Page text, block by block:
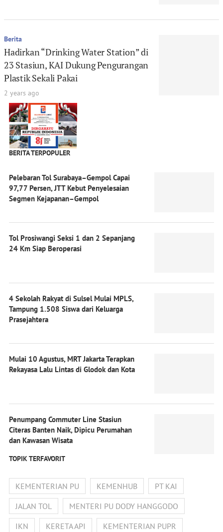
Berita
Hadirkan “Drinking Water Station” di
23 Stasiun, KAI Dukung Pengurangan
Plastik Sekali Pakai
2 years ago
BERITA TERPOPULER
Pelebaran Tol Surabaya–Gempol Capai
97,77 Persen, JTT Kebut Penyelesaian
Segmen Kejapanan–Gempol
Tol Prosiwangi Seksi 1 dan 2 Sepanjang
24 Km Siap Beroperasi
4 Sekolah Rakyat di Sulsel Mulai MPLS,
Tampung 1.508 Siswa dari Keluarga
Prasejahtera
Mulai 10 Agustus, MRT Jakarta Terapkan
Rekayasa Lalu Lintas di Glodok dan Kota
Penumpang Commuter Line Stasiun
Citeras Banten Naik, Dipicu Perumahan
dan Kawasan Wisata
TOPIK TERFAVORIT
KEMENTERIAN PU KEMENHUB
PT KAI
JALAN TOL
MENTERI PU DODY HANGGODO
IKN
KERETA API
KEMENTERIAN PUPR